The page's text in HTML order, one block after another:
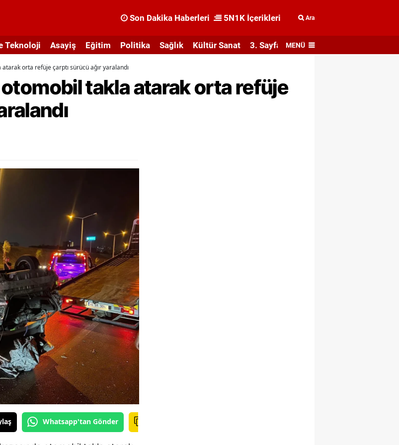
Son Dakika Haberleri 5N1K İçerikleri Ara
Teknoloji Asayiş Eğitim Politika Sağlık Kültür Sanat 3. Sayfa MENÜ
orta refüje çarptı sürücü ağır yaralandı
takla atarak orta refüje
Whatsapp'tan Gönder